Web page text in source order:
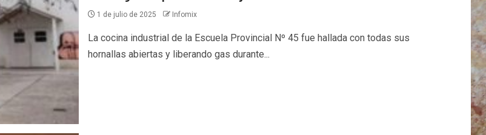
1 de julio de 2025 Infomix
La cocina industrial de la Escuela Provincial Nº 45 fue hallada con todas sus
hornallas abiertas y liberando gas durante...